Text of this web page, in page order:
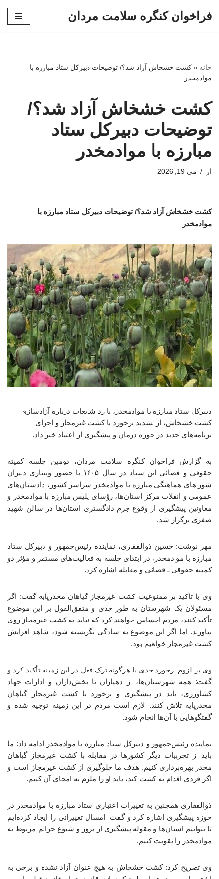
فراخوان کنگره سلامت مردان
خانه » کشت خشخاش آزاد شد؟/ توضیحات دبیرکل ستاد مبارزه با
موادمخدر
کشت خشخاش آزاد شد؟/
توضیحات دبیرکل ستاد
مبارزه با موادمخدر
از می 19, 2026
کشت خشخاش آزاد شد؟/ توضیحات دبیرکل ستاد مبارزه با
موادمخدر
دبیرکل ستاد مبارزه با موادمخدر، با رد شایعات درباره آزادسازی
کشت خشخاش، از تشدید برخورد با کشت غیرمجاز و اجرای
برنامه‌های جدید در حوزه درمان و پیشگیری از اعتیاد خبر داد.
به گزارش فراخوان کنگره سلامت مردان، دومین جلسه کمیته
حقوقی و قضائی این ستاد در سال ۱۴۰۵ با حضور وبیناری دبیران
شوراهای هماهنگی مبارزه با موادمخدر سراسر کشور، دادستان‌های
عمومی و انقلاب مرکز استان‌ها، رؤسای پلیس مبارزه با موادمخدر و
معاونین پیشگیری از وقوع جرم دادگستری استان‌ها در سالن شهید
صفری برگزار شد.
مهر نوشت: حسین ذوالفقاری، نماینده رئیس‌جمهور و دبیرکل ستاد
مبارزه با موادمخدر، در ابتدای جلسه به فعالیت‌های مستمر و مؤثر دو
کمیته حقوقی ـ قضائی و مقابله اشاره کرد.
وی با تأکید بر ممنوعیت کشت غیرمجاز گیاهان مخدرپایه گفت: اگر
مسئولان یک شهرستان به طور جدی و متفق‌القول بر این موضوع
تأکید کنند، مردم احساس خواهند کرد که نباید به کشت غیرمجاز روی
بیاورند. اما اگر این موضوع به سادگی نگریسته شود، شاهد افزایش
کشت غیرمجاز خواهیم بود.
وی بر لزوم برخورد جدی با هرگونه ترک فعل در این زمینه تأکید کرد و
گفت: همه شهرستان‌ها، از دهیاران تا بخش‌داران و ادارات جهاد
کشاورزی، باید در پیشگیری و برخورد با کشت غیرمجاز گیاهان
مخدرپایه تلاش کنند. لازم است مردم در این زمینه توجیه شده و
گفتگوهایی با آن‌ها انجام شود.
نماینده رئیس‌جمهور و دبیرکل ستاد مبارزه با موادمخدر ادامه داد: ما
باید از تجربیات دیگر کشورها در مقابله با کشت غیرمجاز گیاهان
مخدر بهره‌برداری کنیم. هدف ما جلوگیری از کشت غیرمجاز است و
اگر فردی اقدام به کشت کند، باید او را ملزم به امحای آن کنیم.
ذوالفقاری همچنین به تغییرات اعتباری ستاد مبارزه با موادمخدر در
حوزه پیشگیری اشاره کرد و گفت: امسال تغییراتی را ایجاد کرده‌ایم
تا بتوانیم استان‌ها و مقوله پیشگیری از بروز و شیوع جرائم مربوط به
موادمخدر را تقویت کنیم.
وی تصریح کرد: کشت خشخاش به هیچ عنوان آزاد نشده و برخی به